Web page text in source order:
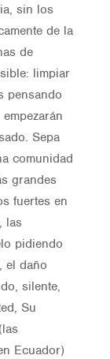
sin los
de la
de
limpiar
pensando
Sepa
comunidad
grandes
fuertes en
las
pidiendo
el daño
silente,
Su
Ecuador)